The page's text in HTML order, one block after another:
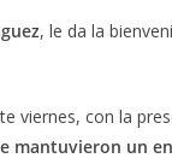
, le da la
viernes, con la
mantuvieron un